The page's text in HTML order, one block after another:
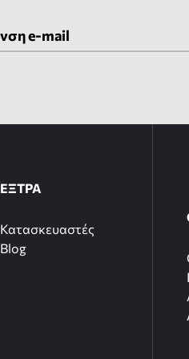
ΕΞΤΡΑ
Κατασκευαστές
Blog